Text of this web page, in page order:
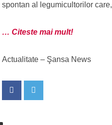
spontan al legumicultorilor
… Citeste mai mult!
Actualitate – Şansa News